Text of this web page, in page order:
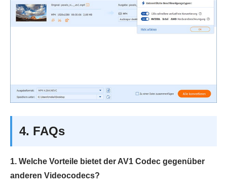
4. FAQs
1. Welche Vorteile bietet der AV1 Codec gegenüber
anderen Videocodecs?